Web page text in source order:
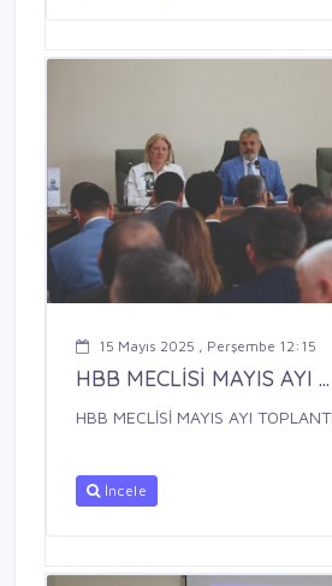
15 Mayıs 2025 , Perşembe 12:15
HBB MECLİSİ MAYIS AYI ...
HBB MECLİSİ MAYIS AYI
İncele